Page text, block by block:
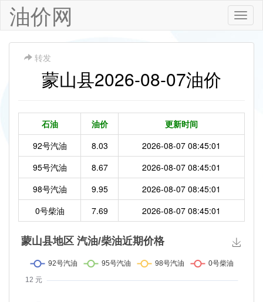
油价网
Toggle
转发
蒙山县2026-08-07油价
石油 油价
更新时间
92号汽油
8.03
2026-08-07 08:45:01
95号汽油
8.67
2026-08-07 08:45:01
98号汽油
9.95
2026-08-07 08:45:01
0号柴油
7.69 2026-08-07 08:45:01